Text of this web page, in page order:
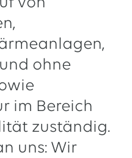
von
ohne
im Bereich
zuständig.
uns: Wir
EWE gibt Orientierung
im Nordwesten
Vertrag über die ...